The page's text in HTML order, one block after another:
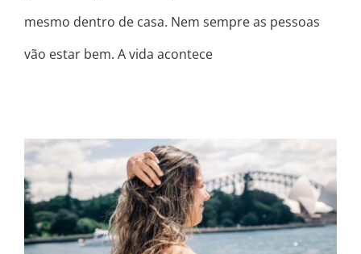
mesmo dentro de casa. Nem sempre as pessoas
vão estar bem. A vida acontece
E SE VOCÊ VALORIZASSE O QUE JÁ
TEM?